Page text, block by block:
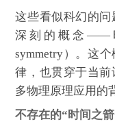
这些看似科幻的
深刻的概念——
symmetry）。这
律，也贯穿于当
多物理原理应用的
不存在的“时间之箭